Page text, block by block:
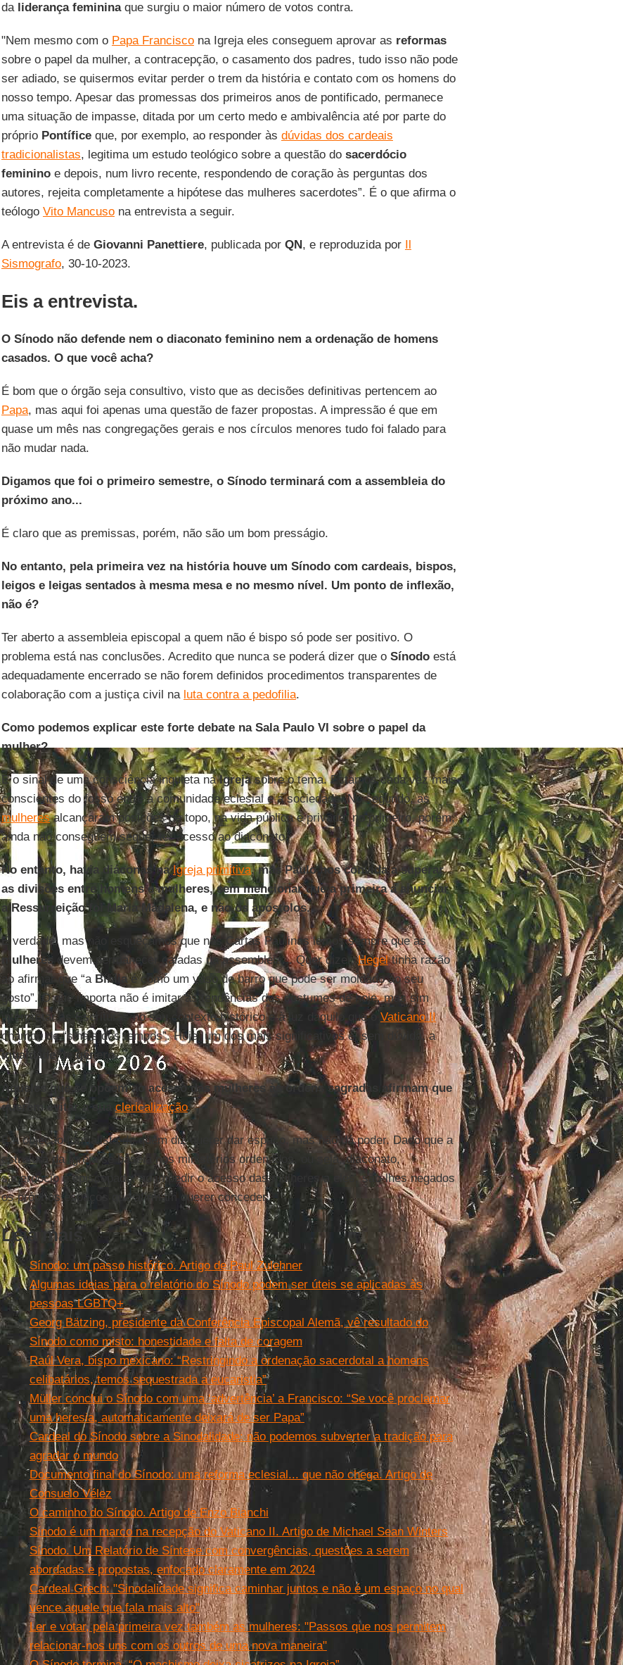
da liderança femininaque surgiu o maior número de votos contra.
"Nem mesmo com o Papa Franciscona Igreja eles conseguem aprovar as reformas
sobre o papel da mulher, a contracepção, o casamento dos padres, tudo isso não pode
ser adiado, se quisermos evitar perder o trem da história e contato com os homens do
nosso tempo. Apesar das promessas dos primeiros anos de pontificado, permanece
uma situação de impasse, ditada por um certo medo e ambivalência até por parte do
próprio Pontíficeque, por exemplo, ao responder às dúvidas dos cardeais
tradicionalistas, legitima um estudo teológico sobre a questão do sacerdócio
femininoe depois, num livro recente, respondendo de coração às perguntas dos
autores, rejeita completamente a hipótese das mulheres sacerdotes”. É o que afirma o
teólogo Vito Mancusona entrevista a seguir.
A entrevista é de Giovanni Panettiere, publicada por QN, e reproduzida por Il
Sismografo, 30-10-2023.
Eis a entrevista.
O Sínodo não defende nem o diaconato feminino nem a ordenação de homens
casados. O que você acha?
É bom que o órgão seja consultivo, visto que as decisões definitivas pertencem ao
Papa, mas aqui foi apenas uma questão de fazer propostas. A impressão é que em
quase um mês nas congregações gerais e nos círculos menores tudo foi falado para
não mudar nada.
Digamos que foi o primeiro semestre, o Sínodo terminará com a assembleia do
próximo ano...
É claro que as premissas, porém, não são um bom presságio.
No entanto, pela primeira vez na história houve um Sínodo com cardeais, bispos,
leigos e leigas sentados à mesma mesa e no mesmo nível. Um ponto de inflexão,
não é?
Ter aberto a assembleia episcopal a quem não é bispo só pode ser positivo. O
problema está nas conclusões. Acredito que nunca se poderá dizer que o Sínodoestá
adequadamente encerrado se não forem definidos procedimentos transparentes de
colaboração com a justiça civil na luta contra a pedofilia.
Como podemos explicar este forte debate na Sala Paulo VI sobre o papel da
mulher?
É o sinal de uma consciência inquieta naIgrejasobre o tema. Estamos cada vez mais
conscientes do fosso entre a comunidade eclesial e a sociedade. No segundo, as
mulheresalcançaram posições de topo, na vida pública e privada; no primeiro, porém,
ainda não conseguem sequer ter acesso ao diaconato.
No entanto, havia diáconas naIgreja primitiva, mas Paulo nos convida a superar
as divisões entre homens e mulheres, sem mencionar que a primeira a anunciar
a Ressurreição foi Maria Madalena, e não os apóstolos.
É verdade, mas não esqueçamos que nas Cartas Paulinas lemos sempre que as
mulheres devem permanecer caladas na assembleia... Quer dizer,Hegeltinha razão
ao afirmar que “a Bíbliaé como um vaso de barro que pode ser moldado ao seu
gosto”. O que importa não é imitar as tendências dos costumes de hoje, mas sim
interpretar as Escrituras no seu contexto histórico e à luz daquilo que oVaticano II
chamou de “sinais dos tempos”. Hoje, um dos mais significativos é, sem dúvida, a
igualdade de gênero.
Aqueles que se opõem ao acesso das mulheres às ordens sagradas afirmam que
querem evitar a suaclericalização.
É a objeção formalista de quem diz querer dar espaço, mas não dá poder. Dado que a
estrutura da Igreja se baseia nos ministérios ordenados, ou seja, diaconato,
sacerdócio e episcopado, ao impedir o acesso das mulheres a eles, são-lhes negados
os próprios espaços que afirmam querer conceder.
Leia mais
Sínodo: um passo histórico. Artigo de Paul Zulehner
Algumas ideias para o relatório do Sínodo podem ser úteis se aplicadas às
pessoas LGBTQ+
Georg Bätzing, presidente da Conferência Episcopal Alemã, vê resultado do
Sínodo como misto: honestidade e falta de coragem
Raúl Vera, bispo mexicano: “Restringindo a ordenação sacerdotal a homens
celibatários, temos sequestrada a eucaristia”
Müller conclui o Sínodo com uma ‘advertência’ a Francisco: “Se você proclamar
uma heresia, automaticamente deixará de ser Papa”
Cardeal do Sínodo sobre a Sinodalidade: não podemos subverter a tradição para
agradar o mundo
Documento final do Sínodo: uma reforma eclesial... que não chega. Artigo de
Consuelo Vélez
O caminho do Sínodo. Artigo de Enzo Bianchi
Sínodo é um marco na recepção do Vaticano II. Artigo de Michael Sean Winters
Sínodo. Um Relatório de Síntese com convergências, questões a serem
abordadas e propostas, enfocado claramente em 2024
Cardeal Grech: "Sinodalidade significa caminhar juntos e não é um espaço no qual
vence aquele que fala mais alto"
Ler e votar, pela primeira vez também as mulheres: "Passos que nos permitem
relacionar-nos uns com os outros de uma nova maneira"